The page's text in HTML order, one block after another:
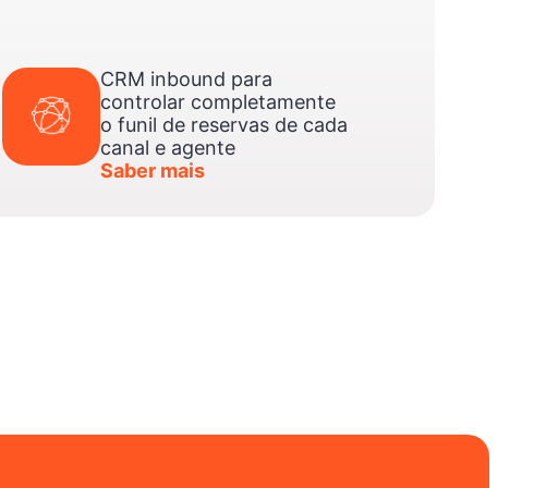
CRM inbound para
controlar completamente
o funil de reservas de cada
canal e agente
Saber mais